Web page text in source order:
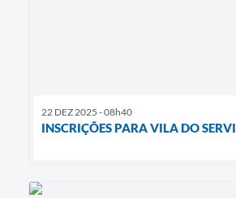
22 DEZ 2025 - 08h40
INSCRIÇÕES PARA VILA DO